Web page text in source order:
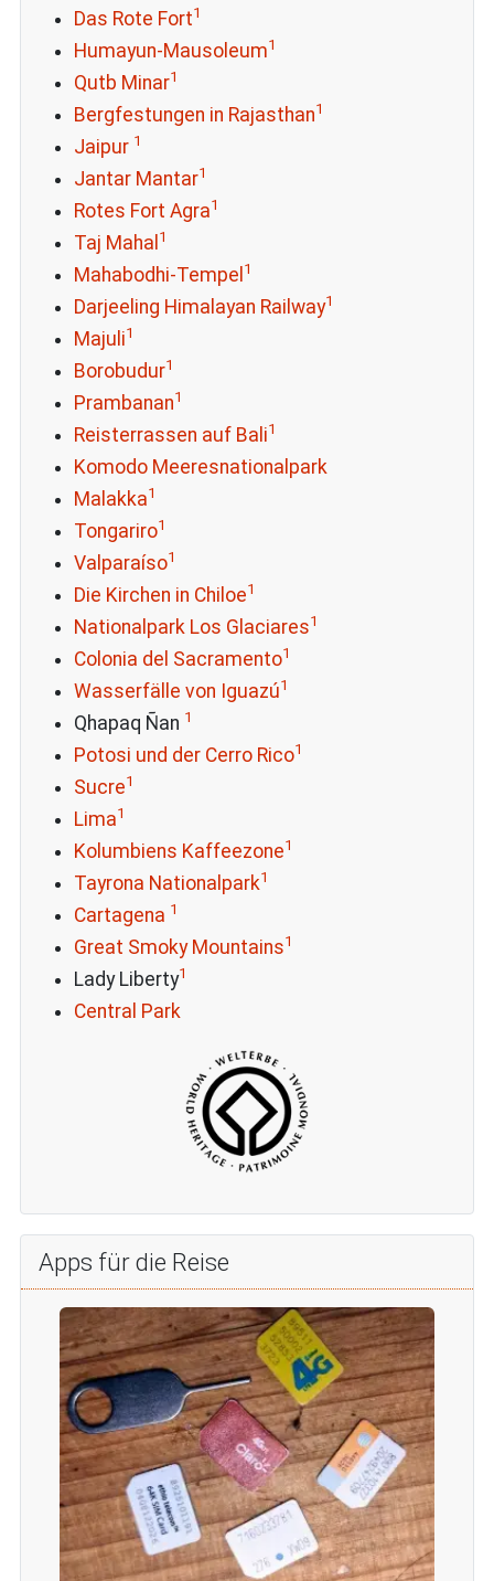
Das Rote Fort1
Humayun-Mausoleum1
Qutb Minar1
Bergfestungen in Rajasthan1
Jaipur 1
Jantar Mantar1
Rotes Fort Agra1
Taj Mahal 1
Mahabodhi-Tempel 1
Darjeeling Himalayan Railway1
Majuli1
Borobudur1
Prambanan1
Reisterrassen auf Bali1
Komodo Meeresnationalpark
Malakka1
Tongariro1
Valparaíso1
Die Kirchen in Chiloe1
Nationalpark Los Glaciares1
Colonia del Sacramento1
Wasserfälle von Iguazú1
Qhapaq Ñan 1
Potosi und der Cerro Rico1
Sucre1
Lima1
Kolumbiens Kaffeezone1
Tayrona Nationalpark1
Cartagena 1
Great Smoky Mountains1
Lady Liberty1
Central Park
Apps für die Reise